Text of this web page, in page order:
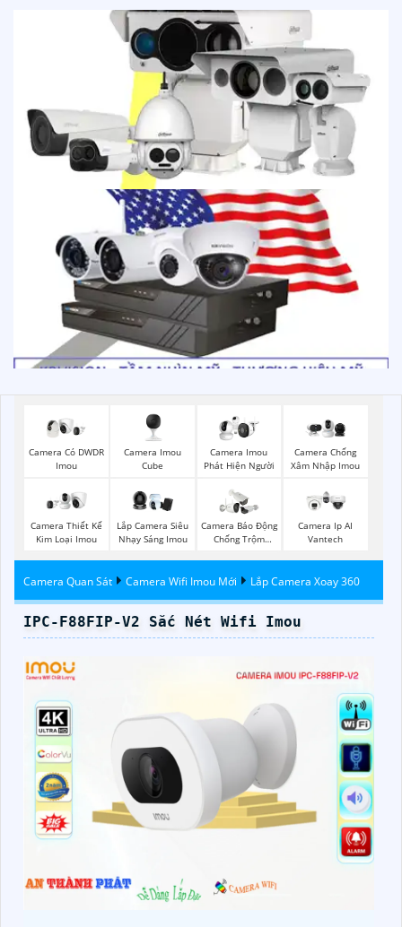
Camera Có DWDR
Imou
Camera Imou
Cube
Camera Imou
Phát Hiện Người
Camera Chống
Xâm Nhập Imou
Camera Thiết Kế
Kim Loại Imou
Lắp Camera Siêu
Nhạy Sáng Imou
Camera Báo Động
Chống Trộm
Camera Ip AI
Vantech
Camera Quan Sát Camera Wifi Imou Mới Lắp Camera Xoay 360
IPC-F88FIP-V2 Sắc Nét Wifi Imou